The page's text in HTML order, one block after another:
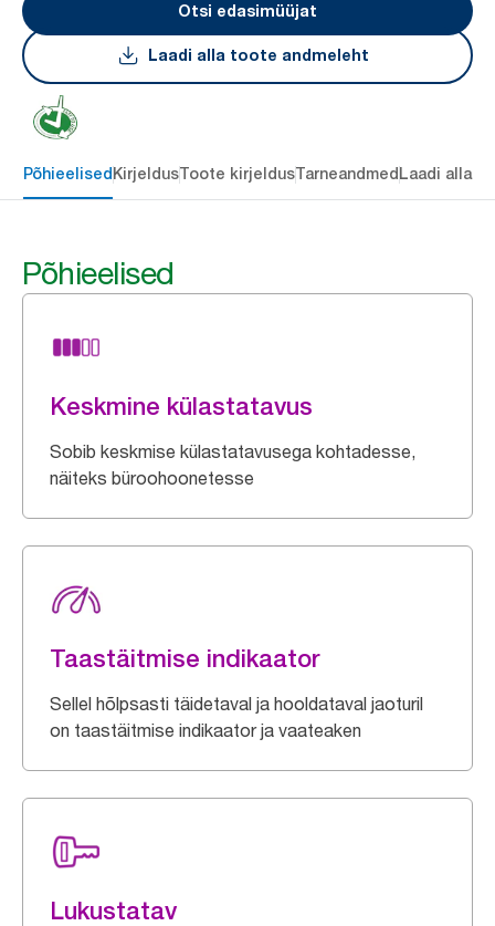
Otsi edasimüüjat
Laadi alla toote andmeleht
Põhieelised KirjeldusToote kirjeldusTarneandmed Laadi alla
Põhieelised
Keskmine külastatavus
Sobib keskmise külastatavusega kohtadesse,
näiteks büroohoonetesse
Taastäitmise indikaator
Sellel hõlpsasti täidetaval ja hooldataval jaoturil
on taastäitmise indikaator ja vaateaken
Lukustatav